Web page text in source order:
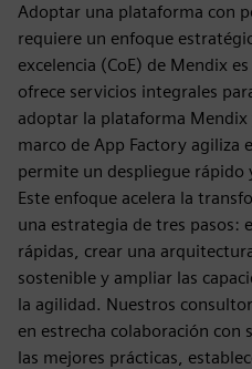
Adoptar una plataforma con
requiere un enfoque
excelencia (CoE) de Mendix
ofrece servicios integrales
adoptar la plataforma Mendix
marco de App Factory agiliza
permite un despliegue rápido
Este enfoque acelera la
una estrategia de tres pasos:
rápidas, crear una
sostenible y ampliar las
la agilidad. Nuestros
en estrecha colaboración
las mejores prácticas,